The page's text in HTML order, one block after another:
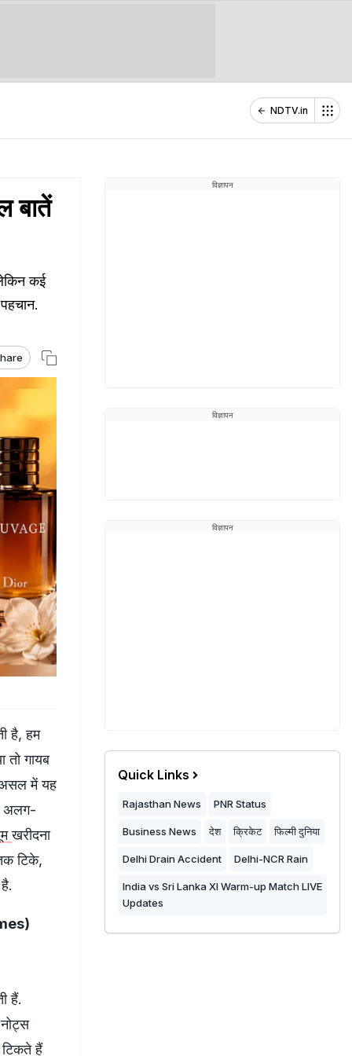
NDTV.in
बातें
कई
है, हम
गायब
असल में यह
अलग-
खरीदना
टिके,
हैं.
हैं
विज्ञापन
विज्ञापन
विज्ञापन
Quick Links
Rajasthan News PNR Status
Business News देश क्रिकेट फिल्मी दुनिया
Delhi Drain Accident Delhi-NCR Rain
India vs Sri Lanka XI Warm-up Match LIVE
Updates